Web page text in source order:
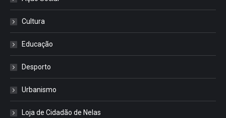
Cultura
Educação
Desporto
Urbanismo
Loja de Cidadão de Nelas